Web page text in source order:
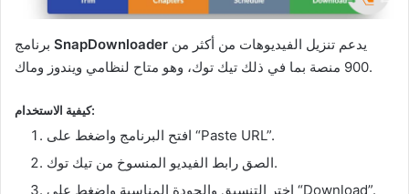
SnapDownloader
900 منصة بما في ذلك تيك توك، وهو متاح لنظامي ويندوز وماك.
كيفية الاستخدام:
افتح البرنامج واضغط على “Paste URL”.
الصق رابط الفيديو المنسوخ من تيك توك.
اختر التنسيق والجودة المناسبة واضغط على “Download”.